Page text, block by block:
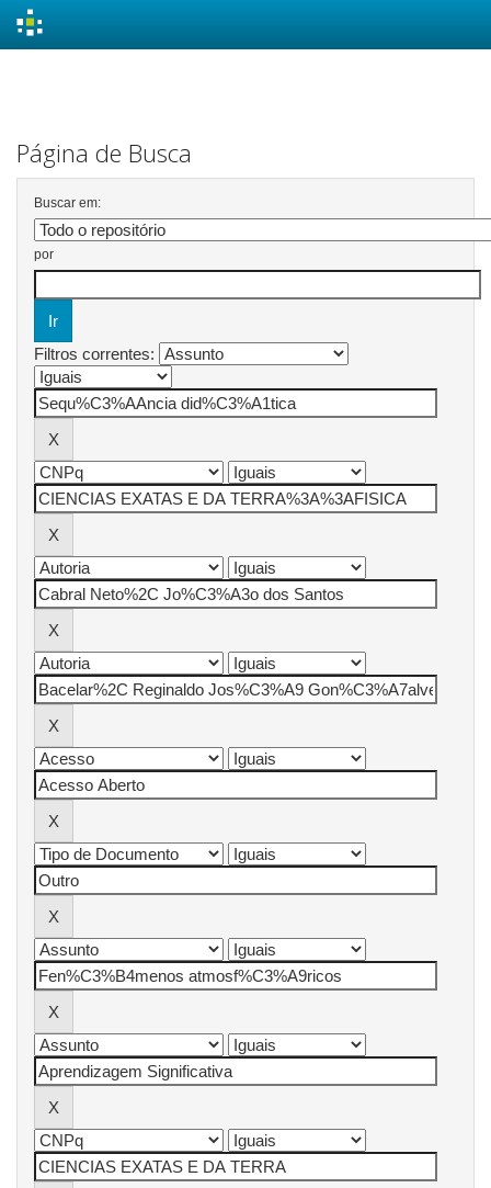
Página de Busca
Buscar em:
por
Filtros correntes: